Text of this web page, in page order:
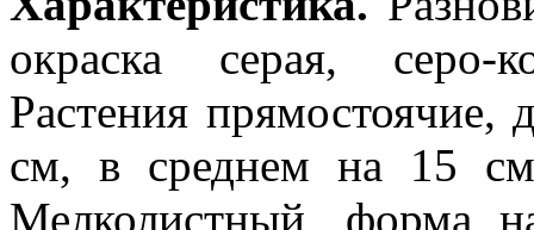
окраска серая, серо-
Растения прямостоячие,
см, в среднем на 15
Мелколистный, форма